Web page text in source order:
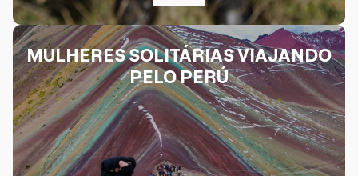
MULHERES SOLITÁRIAS VIAJANDO
PELO PERÚ